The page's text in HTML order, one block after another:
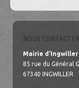
NOUS CONTACTER
Mairie d’Ingwiller
85 rue du Général
67340 INGWILLER